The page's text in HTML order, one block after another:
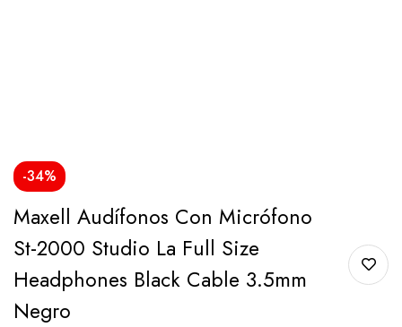
-34%
Maxell Audífonos Con Micrófono
St-2000 Studio La Full Size
Headphones Black Cable 3.5mm
Negro